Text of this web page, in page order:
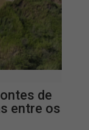
de
entre os